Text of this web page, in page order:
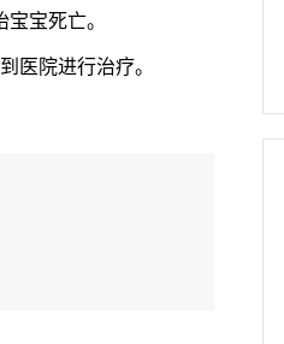
宝死亡。
院进行治疗。
咨询